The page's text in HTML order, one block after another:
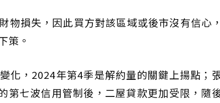
物損失，因此買方對該區域或後市沒有信心
策。
化，2024年第4季是解約量的關鍵上揚點；
第七波信用管制後，二屋貸款更加受限，隨